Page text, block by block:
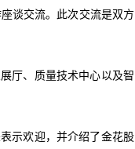
谈交流。此次交流是双方
厅、质量技术中心以及智
示欢迎，并介绍了金花股